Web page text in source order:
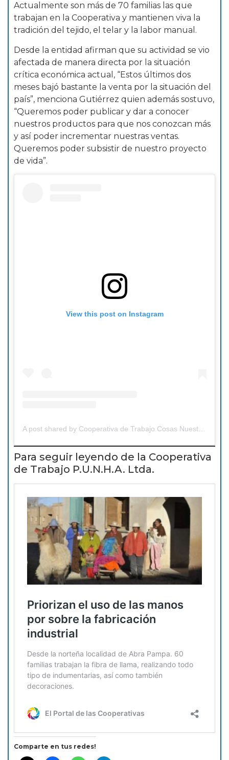
Actualmente son más de 70 familias las que
trabajan en la Cooperativa y mantienen viva la
tradición del tejido, el telar y la labor manual.
Desde la entidad afirman que su actividad se vio
afectada de manera directa por la situación
crítica económica actual, “Estos últimos dos
meses bajó bastante la venta por la situación del
país”, menciona Gutiérrez quien además sostuvo,
“Queremos poder publicar y dar a conocer
nuestros productos para que nos conozcan más
y así poder incrementar nuestras ventas.
Queremos poder subsistir de nuestro proyecto
de vida”.
View this post on Instagram
A post shared by Cooperativa de Trabajo Cosas Nuestras (@cooperativacosasnuestras)
Para seguir leyendo de la Cooperativa
de Trabajo P.U.N.H.A. Ltda.
Comparte en tus redes!